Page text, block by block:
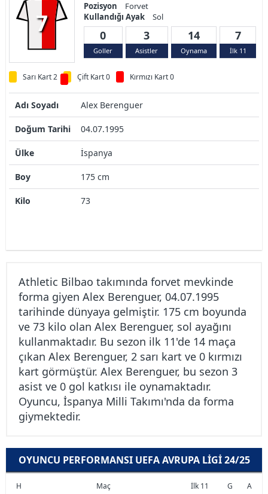
7
Pozisyon
Forvet
Kullandığı Ayak
Sol
0
Goller
3
Asistler
14
Oynama
7
İlk 11
Sarı Kart 2 Çift Kart 0 Kırmızı Kart 0
Adı Soyadı Alex Berenguer
Doğum Tarihi 04.07.1995
Ülke İspanya
Boy 175 cm
Kilo 73
Athletic Bilbao takımında forvet mevkinde
forma giyen Alex Berenguer, 04.07.1995
tarihinde dünyaya gelmiştir. 175 cm boyunda
ve 73 kilo olan Alex Berenguer, sol ayağını
kullanmaktadır. Bu sezon ilk 11'de 14 maça
çıkan Alex Berenguer, 2 sarı kart ve 0 kırmızı
kart görmüştür. Alex Berenguer, bu sezon 3
asist ve 0 gol katkısı ile oynamaktadır.
Oyuncu, İspanya Milli Takımı'nda da forma
giymektedir.
OYUNCU PERFORMANSI UEFA AVRUPA LIGI 24/25
H Maç İlk 11 G
A